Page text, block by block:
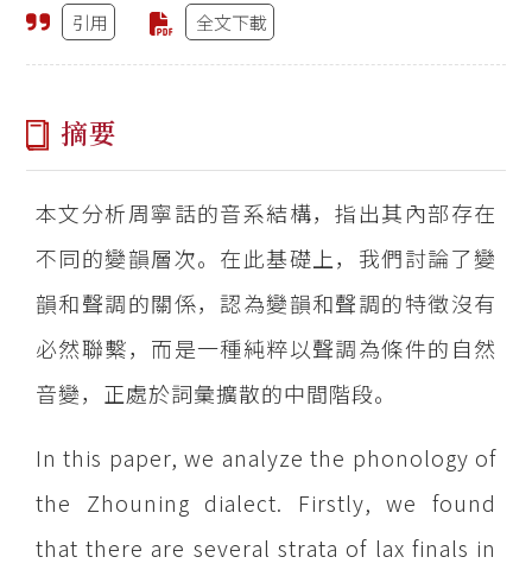
引用 全文下載
摘要
本文分析周寧話的音系結構，指出其內部存在
不同的變韻層次。在此基礎上，我們討論了變
韻和聲調的關係，認為變韻和聲調的特徵沒有
必然聯繫，而是一種純粹以聲調為條件的自然
音變，正處於詞彙擴散的中間階段。
In this paper, we analyze the phonology of
the Zhouning dialect. Firstly, we found
that there are several strata of lax finals in